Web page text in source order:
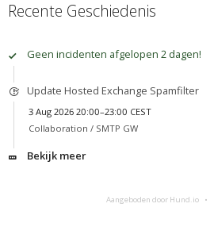
Recente Geschiedenis
Geen incidenten afgelopen 2 dagen!
Update Hosted Exchange Spamfilter
3 Aug 2026 20:00–23:00 CEST
Collaboration / SMTP GW
Bekijk meer
Aangeboden door Hund.io